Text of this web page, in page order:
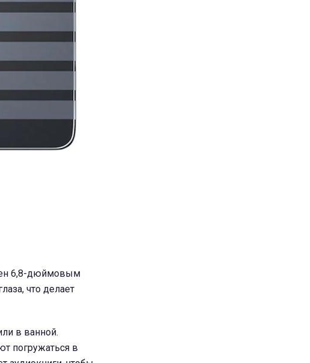
6,8-дюймовым
что делает
в ванной.
погружаться в